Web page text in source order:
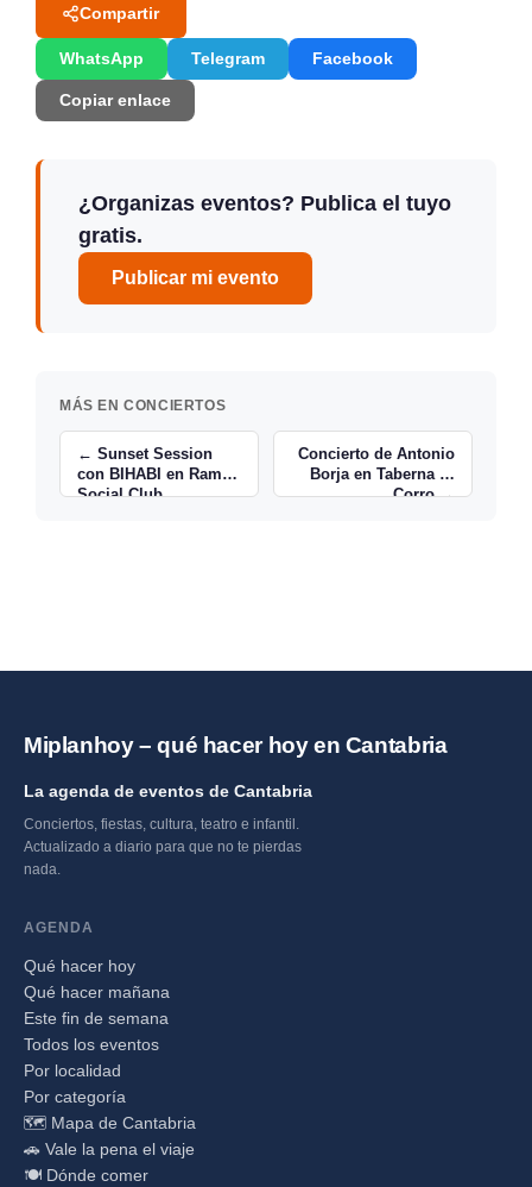
Compartir
WhatsApp Telegram Facebook
Copiar enlace
¿Organizas eventos? Publica el tuyo
gratis.
Publicar mi evento
MÁS EN CONCIERTOS
← Sunset Session
con BIHABI en Ramé
Social Club,
Concierto de Antonio
Borja en Taberna El
Corro →
Miplanhoy – qué hacer hoy en Cantabria
La agenda de eventos de Cantabria
Conciertos, fiestas, cultura, teatro e infantil.
Actualizado a diario para que no te pierdas
nada.
AGENDA
Qué hacer hoy
Qué hacer mañana
Este fin de semana
Todos los eventos
Por localidad
Por categoría
🗺️ Mapa de Cantabria
🚗 Vale la pena el viaje
🍽️ Dónde comer